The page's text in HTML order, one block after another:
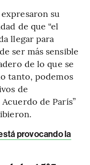
su
de que “el
llegar para
ser más sensible
de lo que se
tanto, podemos
de
de París”
provocando la